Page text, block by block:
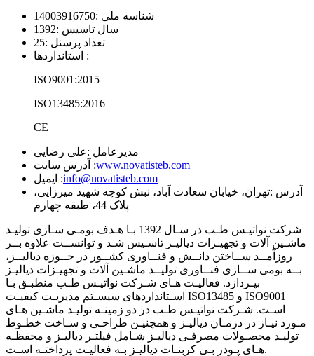
شناسه ملی :14003916750
سال تاسیس :1392
تعداد پرسنل :25
استانداردها :
ISO9001:2015
ISO13485:2016
CE
مدیرعامل :علی رضایی
آدرس سایت :www.novatisteb.com
ایمیل :info@novatisteb.com
آدرس :تهران، خیابان سعادت آباد، نبش کوچه شهید میرزایی،
پلاک 44، طبقه چهارم
شرکت نواتیـس طـب در سـال 1392 بـا هـدف بومـی سـازی تولیـد
ماشـین آلات و تجهیـزات دیالیـز تاسـیس شـد و توانســت علاوه بــر
روزآمــد ســاختن دانــش و فنــاوری کشــور در حــوزه دیالیــز،
بــه بومی ســازی فنــاوری تولیــد ماشـین آلات و تجهیـزات دیالیـز
بپـردازد. فعالیـت هـای شـرکت نواتیـس طـب منطبـق بـا
اسـتانداردهای سیسـتم مدیریـت کیفیـت ISO13485 و ISO9001
اسـت. شـرکت نواتیـس طـب در دو زمینـه تولیـد ماشـین هـای
مـورد نیـاز در درمـان دیالیـز و همچنیـن طراحـی و سـاخت خطـوط
تولیـد محصـولات مصرفـی دیالیـز شـامل فیلتـر دیالیـز و محفظـه
هـای پـودر بـی کربنـات دیالیـز بـه فعالیـت پرداختـه اسـت.